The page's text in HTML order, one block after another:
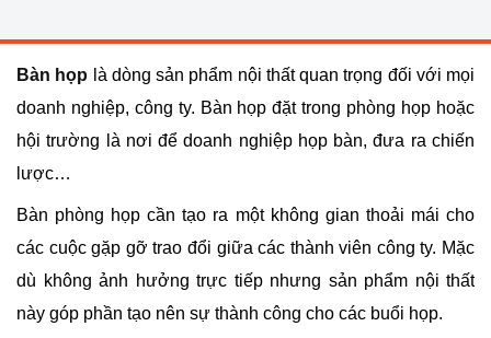
Bàn họp là dòng sản phẩm nội thất quan trọng đối với mọi
doanh nghiệp, công ty. Bàn họp đặt trong phòng họp hoặc
hội trường là nơi để doanh nghiệp họp bàn, đưa ra chiến
lược…
Bàn phòng họp cần tạo ra một không gian thoải mái cho
các cuộc gặp gỡ trao đổi giữa các thành viên công ty. Mặc
dù không ảnh hưởng trực tiếp nhưng sản phẩm nội thất
này góp phần tạo nên sự thành công cho các buổi họp.